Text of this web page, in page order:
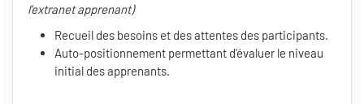
l'extranet apprenant)
Recueil des besoins et des attentes des participants.
Auto-positionnement permettant d'évaluer le niveau
initial des apprenants.